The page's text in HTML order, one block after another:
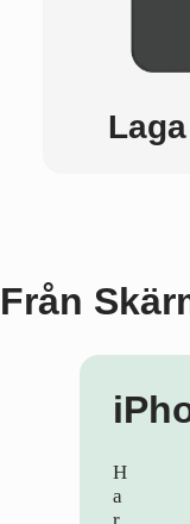
Från
H
a